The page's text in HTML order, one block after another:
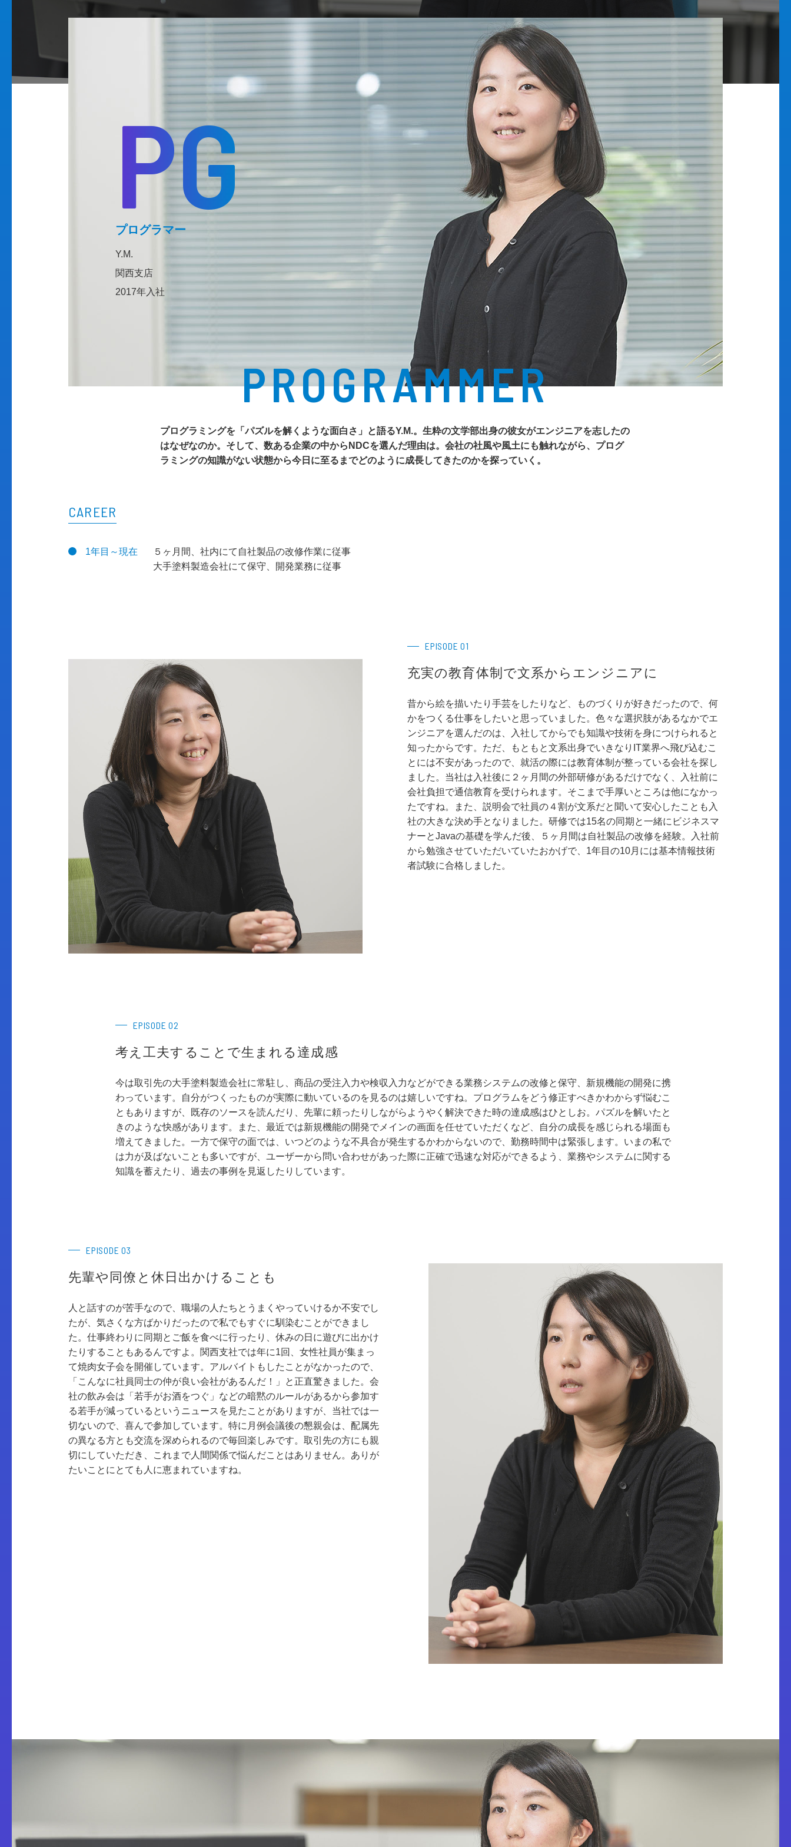
PG
プログラマー
Y.M.
関西支店
2017年入社
PROGRAMMER
プログラミングを「パズルを解くような面白さ」と語るY.M.。生粋の文学部出身の彼女がエンジニアを志したの
はなぜなのか。そして、数ある企業の中からNDCを選んだ理由は。会社の社風や風土にも触れながら、プログ
ラミングの知識がない状態から今日に至るまでどのように成長してきたのかを探っていく。
CAREER
1年目～現在
５ヶ月間、社内にて自社製品の改修作業に従事
大手塗料製造会社にて保守、開発業務に従事
EPISODE 01
充実の教育体制で文系からエンジニアに
昔から絵を描いたり手芸をしたりなど、ものづくりが好きだったので、何
かをつくる仕事をしたいと思っていました。色々な選択肢があるなかでエ
ンジニアを選んだのは、入社してからでも知識や技術を身につけられると
知ったからです。ただ、もともと文系出身でいきなりIT業界へ飛び込むこ
とには不安があったので、就活の際には教育体制が整っている会社を探し
ました。当社は入社後に２ヶ月間の外部研修があるだけでなく、入社前に
会社負担で通信教育を受けられます。そこまで手厚いところは他になかっ
たですね。また、説明会で社員の４割が文系だと聞いて安心したことも入
社の大きな決め手となりました。研修では15名の同期と一緒にビジネスマ
ナーとJavaの基礎を学んだ後、５ヶ月間は自社製品の改修を経験。入社前
から勉強させていただいていたおかげで、1年目の10月には基本情報技術
者試験に合格しました。
EPISODE 02
考え工夫することで生まれる達成感
今は取引先の大手塗料製造会社に常駐し、商品の受注入力や検収入力などができる業務システムの改修と保守、新規機能の開発に携
わっています。自分がつくったものが実際に動いているのを見るのは嬉しいですね。プログラムをどう修正すべきかわからず悩むこ
ともありますが、既存のソースを読んだり、先輩に頼ったりしながらようやく解決できた時の達成感はひとしお。パズルを解いたと
きのような快感があります。また、最近では新規機能の開発でメインの画面を任せていただくなど、自分の成長を感じられる場面も
増えてきました。一方で保守の面では、いつどのような不具合が発生するかわからないので、勤務時間中は緊張します。いまの私で
は力が及ばないことも多いですが、ユーザーから問い合わせがあった際に正確で迅速な対応ができるよう、業務やシステムに関する
知識を蓄えたり、過去の事例を見返したりしています。
EPISODE 03
先輩や同僚と休日出かけることも
人と話すのが苦手なので、職場の人たちとうまくやっていけるか不安でし
たが、気さくな方ばかりだったので私でもすぐに馴染むことができまし
た。仕事終わりに同期とご飯を食べに行ったり、休みの日に遊びに出かけ
たりすることもあるんですよ。関西支社では年に1回、女性社員が集まっ
て焼肉女子会を開催しています。アルバイトもしたことがなかったので、
「こんなに社員同士の仲が良い会社があるんだ！」と正直驚きました。会
社の飲み会は「若手がお酒をつぐ」などの暗黙のルールがあるから参加す
る若手が減っているというニュースを見たことがありますが、当社では一
切ないので、喜んで参加しています。特に月例会議後の懇親会は、配属先
の異なる方とも交流を深められるので毎回楽しみです。取引先の方にも親
切にしていただき、これまで人間関係で悩んだことはありません。ありが
たいことにとても人に恵まれていますね。